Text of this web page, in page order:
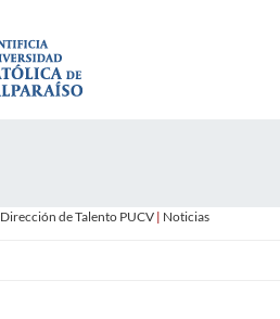
Dirección de Talento PUCV| Noticias